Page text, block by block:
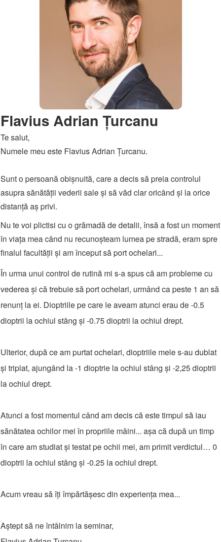
Flavius Adrian Țurcanu
Te salut,
Numele meu este Flavius Adrian Țurcanu.
Sunt o persoană obișnuită, care a decis să preia controlul
asupra sănătății vederii sale și să văd clar oricând și la orice
distanță aș privi.
Nu te voi plictisi cu o grămadă de detalii, însă a fost un moment
în viața mea când nu recunoșteam lumea pe stradă, eram spre
finalul facultății și am început să port ochelari...
În urma unui control de rutină mi s-a spus că am probleme cu
vederea și că trebuie să port ochelari, urmând ca peste 1 an să
renunț la ei. Dioptriile pe care le aveam atunci erau de -0.5
dioptrii la ochiul stâng și -0.75 dioptrii la ochiul drept.
Ulterior, după ce am purtat ochelari, dioptriile mele s-au dublat
și triplat, ajungând la -1 dioptrie la ochiul stâng și -2,25 dioptrii
la ochiul drept.
Atunci a fost momentul când am decis că este timpul să iau
sănătatea ochilor mei în propriile mâini... așa că după un timp
în care am studiat și testat pe ochii mei, am primit verdictul… 0
dioptrii la ochiul stâng și -0.25 la ochiul drept.
Acum vreau să îți împărtășesc din experiența mea...
Aștept să ne întâlnim la seminar,